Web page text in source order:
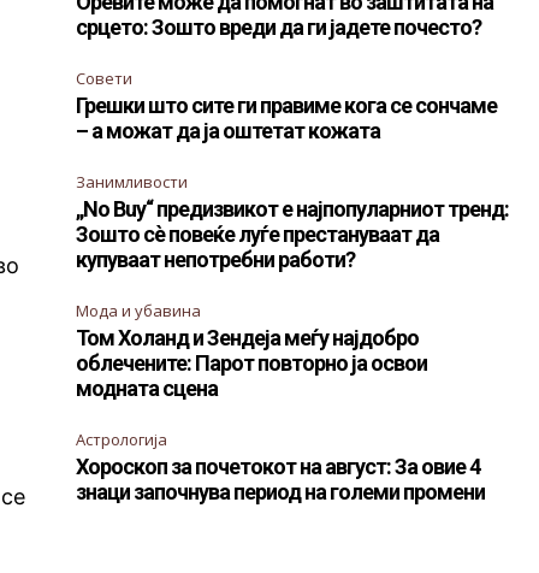
срцето: Зошто вреди да ги јадете почесто?
Совети
Грешки што сите ги правиме кога се сончаме
– а можат да ја оштетат кожата
Занимливости
„No Buy“ предизвикот е најпопуларниот тренд:
Зошто сè повеќе луѓе престануваат да
купуваат непотребни работи?
Мода и убавина
Том Холанд и Зендеја меѓу најдобро
облечените: Парот повторно ја освои
модната сцена
Астрологија
Хороскоп за почетокот на август: За овие 4
знаци започнува период на големи промени